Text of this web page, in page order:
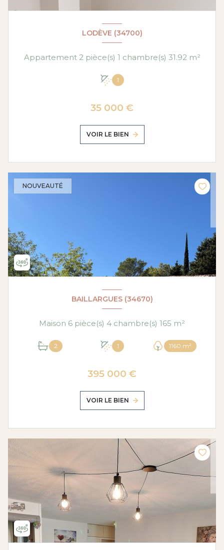
LODÈVE (34700)
Appartement 2 pièce(s) 1 chambre(s) 31.92 m²
1
35 000 €
VOIR LE BIEN
NOUVEAUTÉ
BAILLARGUES (34670)
Maison 6 pièce(s) 4 chambre(s) 165 m²
2 1 1160 m²
395 000 €
VOIR LE BIEN